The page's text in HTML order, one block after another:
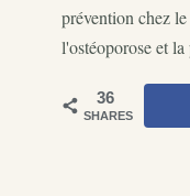
prévention chez
l'ostéoporose et
36
SHARES